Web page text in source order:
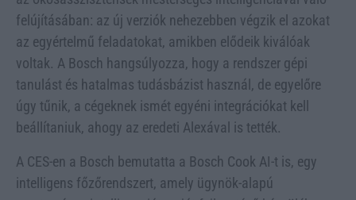
felújításában: az új verziók nehezebben végzik el azokat
az egyértelmű feladatokat, amikben elődeik kiválóak
voltak. A Bosch hangsúlyozza, hogy a rendszer gépi
tanulást és hatalmas tudásbázist használ, de egyelőre
úgy tűnik, a cégeknek ismét egyéni integrációkat kell
beállítaniuk, ahogy az eredeti Alexával is tették.
A CES-en a Bosch bemutatta a Bosch Cook AI-t is, egy
intelligens főzőrendszert, amely ügynök-alapú